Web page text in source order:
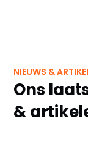
NIEUWS &
Ons
&